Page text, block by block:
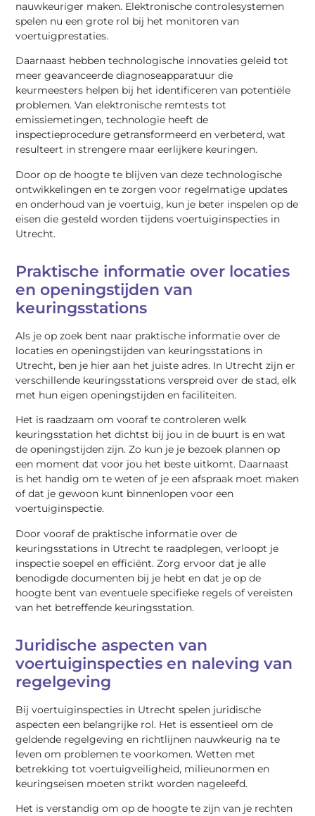
nauwkeuriger maken. Elektronische controlesystemen
spelen nu een grote rol bij het monitoren van
voertuigprestaties.
Daarnaast hebben technologische innovaties geleid tot
meer geavanceerde diagnoseapparatuur die
keurmeesters helpen bij het identificeren van potentiële
problemen. Van elektronische remtests tot
emissiemetingen, technologie heeft de
inspectieprocedure getransformeerd en verbeterd, wat
resulteert in strengere maar eerlijkere keuringen.
Door op de hoogte te blijven van deze technologische
ontwikkelingen en te zorgen voor regelmatige updates
en onderhoud van je voertuig, kun je beter inspelen op de
eisen die gesteld worden tijdens voertuiginspecties in
Utrecht.
Praktische informatie over locaties
en openingstijden van
keuringsstations
Als je op zoek bent naar praktische informatie over de
locaties en openingstijden van keuringsstations in
Utrecht, ben je hier aan het juiste adres. In Utrecht zijn er
verschillende keuringsstations verspreid over de stad, elk
met hun eigen openingstijden en faciliteiten.
Het is raadzaam om vooraf te controleren welk
keuringsstation het dichtst bij jou in de buurt is en wat
de openingstijden zijn. Zo kun je je bezoek plannen op
een moment dat voor jou het beste uitkomt. Daarnaast
is het handig om te weten of je een afspraak moet maken
of dat je gewoon kunt binnenlopen voor een
voertuiginspectie.
Door vooraf de praktische informatie over de
keuringsstations in Utrecht te raadplegen, verloopt je
inspectie soepel en efficiënt. Zorg ervoor dat je alle
benodigde documenten bij je hebt en dat je op de
hoogte bent van eventuele specifieke regels of vereisten
van het betreffende keuringsstation.
Juridische aspecten van
voertuiginspecties en naleving van
regelgeving
Bij voertuiginspecties in Utrecht spelen juridische
aspecten een belangrijke rol. Het is essentieel om de
geldende regelgeving en richtlijnen nauwkeurig na te
leven om problemen te voorkomen. Wetten met
betrekking tot voertuigveiligheid, milieunormen en
keuringseisen moeten strikt worden nageleefd.
Het is verstandig om op de hoogte te zijn van je rechten